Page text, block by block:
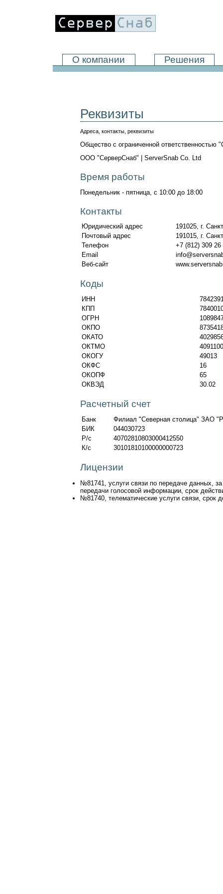
О компании Решения
Реквизиты
Адреса, контакты, реквизиты
Общество с ограниченной ответственностью
ООО "СерверСнаб" | ServerSnab Co. Ltd
Время работы
Понедельник - пятница, с 10:00 до 18:00
Контакты
Юридический адрес
191025, г.
Почтовый адрес
191015, г.
Телефон
+7 (812) 309 26
Email
Веб-сайт
Коды
ИНН
КПП
ОГРН
ОКПО
ОКАТО
ОКТМО
ОКОГУ
49013
ОКФС
16
ОКОПФ
65
ОКВЭД
30.02
Расчетный счет
Банк
Филиал "Северная столица" ЗАО
БИК
044030723
Р/c
40702810803000412550
К/с
30101810100000000723
Лицензии
№81741, услуги связи по передаче данных,
передачи голосовой информации, срок
№81740, телематические услуги связи, срок